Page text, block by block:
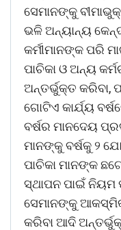
ସେମାନଙ୍କୁ
ଭଳି ଅନ୍ୟାନ୍ୟ
କର୍ମୀମାନଙ୍କ ପରି
ପାଚିକା ଓ ଅନ୍ୟ
ଅନ୍ତର୍ଭୁକ୍ତ କରିବା,
ଗୋଟିଏ କାର୍ଯ୍ୟ
ବର୍ଷର ମାନଦେୟ
ମାନଙ୍କୁ ବର୍ଷକୁ ୨
ପାଚିକା ମାନଙ୍କ
ସ୍ଥାପନ ପାଇଁ ନିୟମ
ସେମାନଙ୍କୁ
କରିବା ଆଦି